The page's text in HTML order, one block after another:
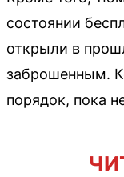
состоянии
открыли в
заброшенным.
порядок, пока